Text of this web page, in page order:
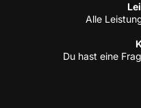
Alle
Du hast eine